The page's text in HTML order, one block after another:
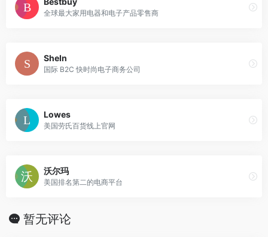
全球最大家用电器和电子产品零售商
SheIn
国际 B2C 快时尚电子商务公司
Lowes
美国劳氏百货线上官网
沃尔玛
美国排名第二的电商平台
暂无评论